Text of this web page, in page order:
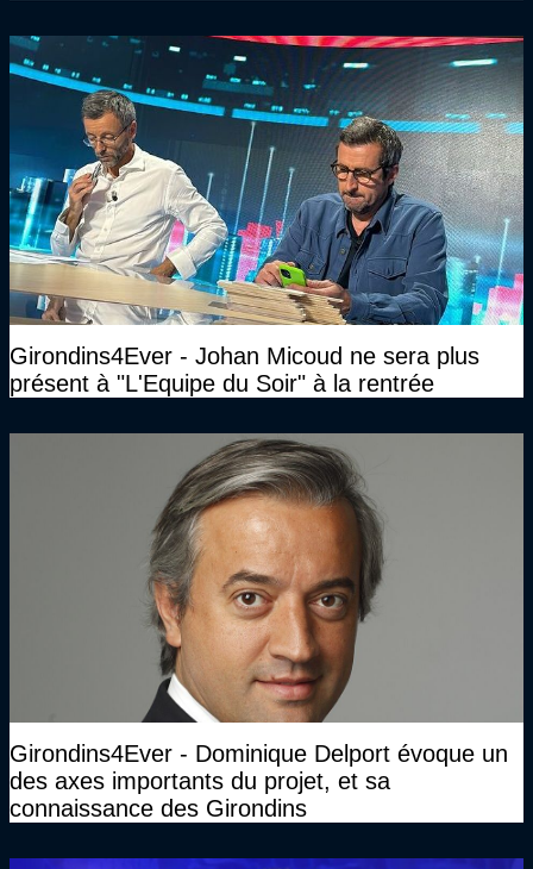
Girondins4Ever - Johan Micoud ne sera plus
présent à "L'Equipe du Soir" à la rentrée
Girondins4Ever - Dominique Delport évoque un
des axes importants du projet, et sa
connaissance des Girondins